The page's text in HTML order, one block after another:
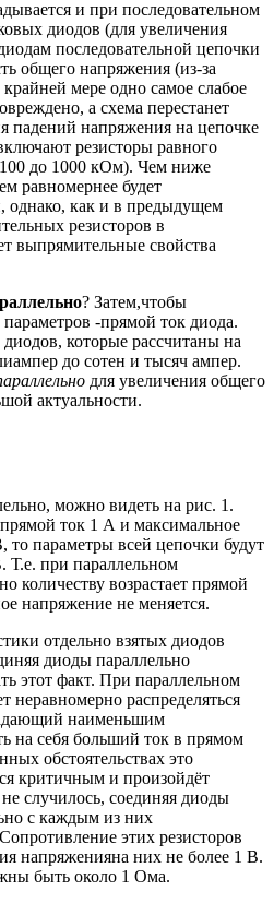
и при последовательном
диодов (для увеличения
последовательной цепочки
общего напряжения (из-за
мере одно самое слабое
a схема перестанет
падений напряжения на цепочке
резисторы равного
до 1000 кОм). Чем ниже
равномернее будет
однако, как и в предыдущем
резисторов в
выпрямительные свойства
? Затем,чтобы
-прямой ток диода.
которые рассчитаны на
до сотен и тысяч ампер.
для увеличения общего
актуальности.
можно видеть на рис. 1.
ток 1 А и максимальное
то параметры всей цепочки будут
Т.е. при параллельном
количеству возрастает прямой
напряжение не меняется.
отдельно взятых диодов
диоды параллельно
этот факт. При параллельном
неравномерно распределяться
наименьшим
на себя больший ток в прямом
обстоятельствах это
критичным и произойдёт
случилось, соединяя диоды
с каждым из них
этих резисторов
напряженияна них не более 1 В.
быть около 1 Ома.